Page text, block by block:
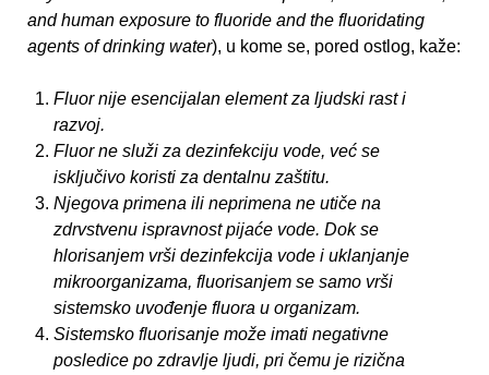
and human exposure to fluoride and the fluoridating
agents of drinking water), u kome se, pored ostlog, kaže:
Fluor nije esencijalan element za ljudski rast i
razvoj.
Fluor ne služi za dezinfekciju vode, već se
isključivo koristi za dentalnu zaštitu.
Njegova primena ili neprimena ne utiče na
zdrvstvenu ispravnost pijaće vode. Dok se
hlorisanjem vrši dezinfekcija vode i uklanjanje
mikroorganizama, fluorisanjem se samo vrši
sistemsko uvođenje fluora u organizam.
Sistemsko fluorisanje može imati negativne
posledice po zdravlje ljudi, pri čemu je rizična